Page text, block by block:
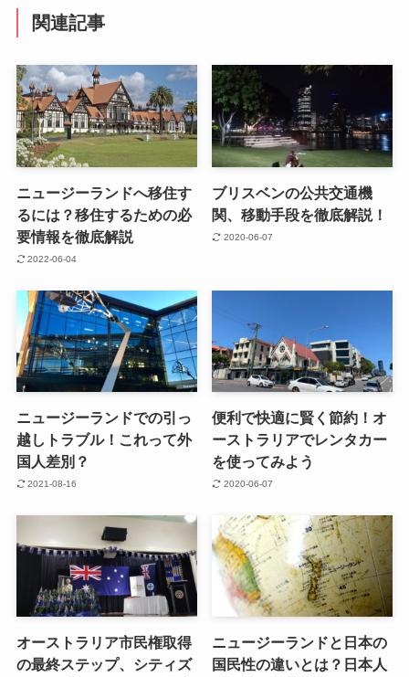
関連記事
ニュージーランドへ移住す
るには？移住するための必
要情報を徹底解説
2022-06-04
ブリスベンの公共交通機
関、移動手段を徹底解説！
2020-06-07
ニュージーランドでの引っ
越しトラブル！これって外
国人差別？
2021-08-16
便利で快適に賢く節約！オ
ーストラリアでレンタカー
を使ってみよう
2020-06-07
オーストラリア市民権取得
の最終ステップ、シティズ
ニュージーランドと日本の
国民性の違いとは？日本人